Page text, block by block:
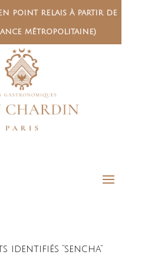
point relais à partir de
métropolitaine)
“sencha”